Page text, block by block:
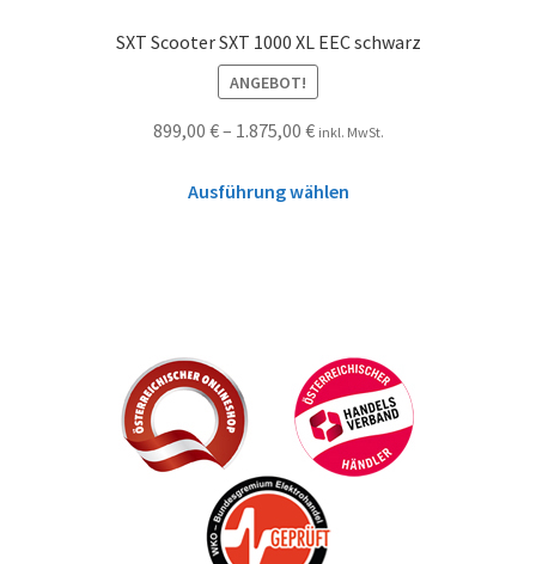
SXT Scooter SXT 1000 XL EEC schwarz
ANGEBOT!
899,00 €– 1.875,00 € inkl. MwSt.
Ausführung wählen